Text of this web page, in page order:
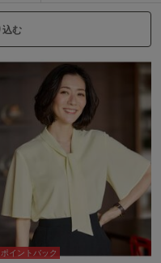
込む
イントバック